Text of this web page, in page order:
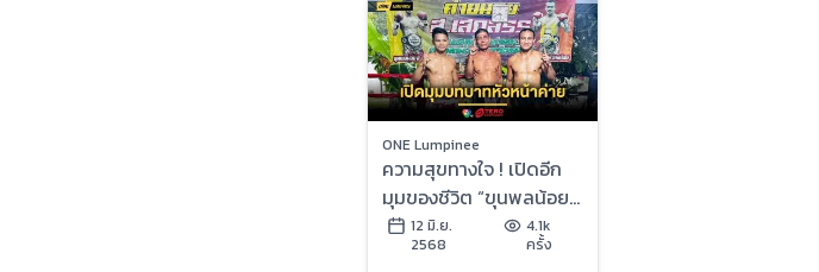
ONE Lumpinee
ความสุขทางใจ ! เปิดอีก
มุมของชีวิต “ขุนพลน้อย”
กับบทบาทหัวหน้าค่าย
ส.เสกสรร
12 มิ.ย.
2568
4.1k
ครั้ง